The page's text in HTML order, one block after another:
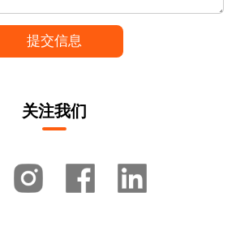
提交信息
关注我们